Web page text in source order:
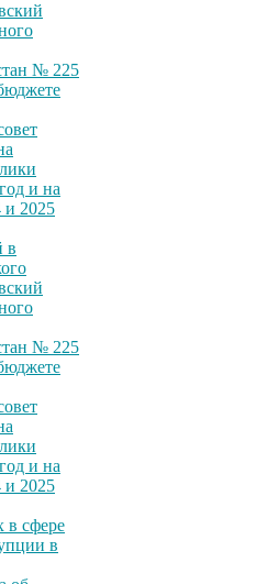
№ 225
и на
и 2025
в
№ 225
и на
и 2025
в сфере
в